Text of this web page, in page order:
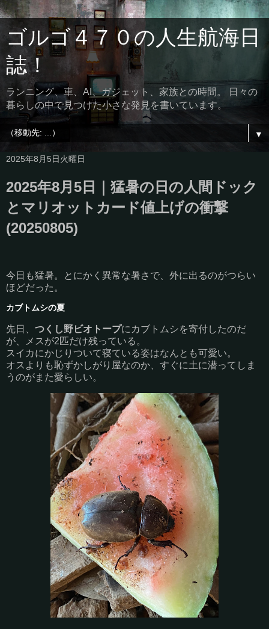
ゴルゴ４７０の人生航海日
誌！
ランニング、車、AI、ガジェット、家族との時間。 日々の
暮らしの中で見つけた小さな発見を書いています。
▼
2025年8月5日火曜日
2025年8月5日｜猛暑の日の人間ドック
とマリオットカード値上げの衝撃
(20250805)
今日も猛暑。とにかく異常な暑さで、外に出るのがつらい
ほどだった。
カブトムシの夏
先日、 つくし野ビオトープにカブトムシを寄付したのだ
が、メスが2匹だけ残っている。
スイカにかじりついて寝ている姿はなんとも可愛い。
オスよりも恥ずかしがり屋なのか、すぐに土に潜ってしま
うのがまた愛らしい。